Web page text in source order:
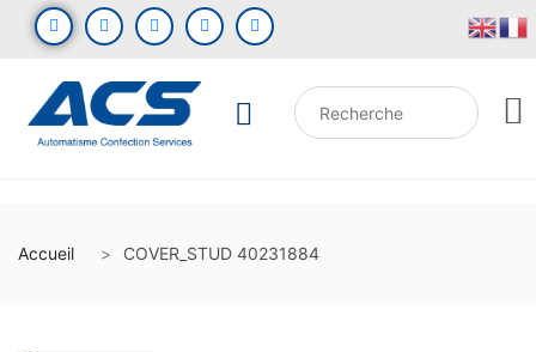
Accueil COVER_STUD 40231884